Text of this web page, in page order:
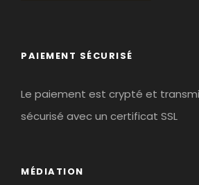
PAIEMENT SÉCURISÉ
Le paiement est crypté et
sécurisé avec un certificat SSL
MÉDIATION